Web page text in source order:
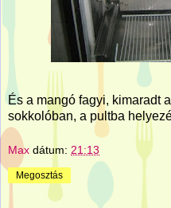
És a mangó fagyi, kimaradt
sokkolóban, a pultba
Max dátum: 21:13
Megosztás